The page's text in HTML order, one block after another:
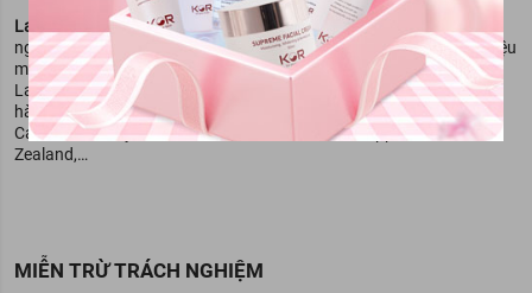
Laneige
là từ ngữ nguồn gốc từ tiếng Pháp, đọc là La Neige (có
nghĩa là Tuyết). Với ý nghĩa khởi nguồn là mang đến một thương hiệu
mỹ phẩm giúp chăm sóc làn da chị em phụ nữ trắng như tuyết.
Laneige ngày càng phát triển mạnh mẽ cho đến nay đã có các cửa
hàng ở Singapore, Hồng Kông, Đài Loan, Trung Quốc, Malaysia,
Canada, Hoa Kỳ, Indonesia, Thái Lan, Brunei, Philippines, New
Zealand,…
MIỄN TRỪ TRÁCH NGHIỆM